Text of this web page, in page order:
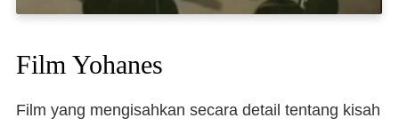
Film Yohanes
Film yang mengisahkan secara detail tentang kisah